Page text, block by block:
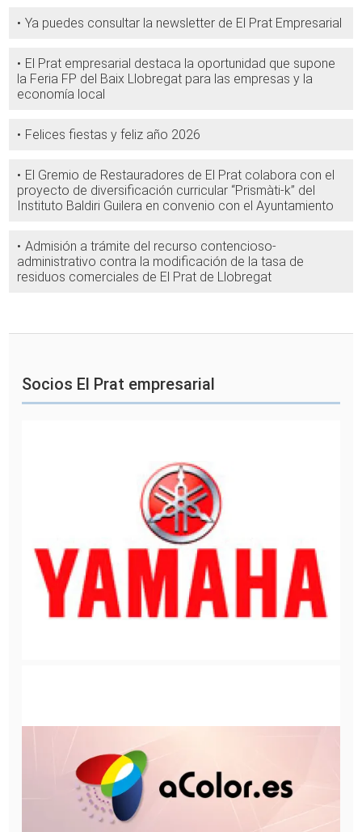
Ya puedes consultar la newsletter de El Prat Empresarial
El Prat empresarial destaca la oportunidad que supone
la Feria FP del Baix Llobregat para las empresas y la
economía local
Felices fiestas y feliz año 2026
El Gremio de Restauradores de El Prat colabora con el
proyecto de diversificación curricular “Prismàti-k” del
Instituto Baldiri Guilera en convenio con el Ayuntamiento
Admisión a trámite del recurso contencioso-
administrativo contra la modificación de la tasa de
residuos comerciales de El Prat de Llobregat
Socios El Prat empresarial